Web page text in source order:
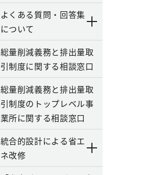
よくある質問・回答集
について
総量削減義務と排出量取
引制度に関する相談窓口
総量削減義務と排出量取
引制度のトップレベル事
業所に関する相談窓口
統合的設計による省エ
ネ改修